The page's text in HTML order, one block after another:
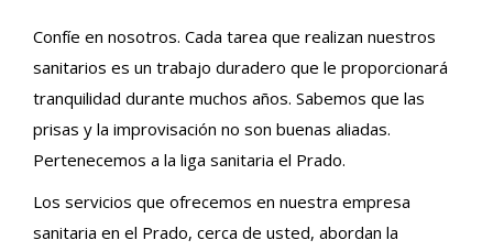
Confíe en nosotros. Cada tarea que realizan nuestros
sanitarios es un trabajo duradero que le proporcionará
tranquilidad durante muchos años. Sabemos que las
prisas y la improvisación no son buenas aliadas.
Pertenecemos a la liga sanitaria el Prado.
Los servicios que ofrecemos en nuestra empresa
sanitaria en el Prado, cerca de usted, abordan la